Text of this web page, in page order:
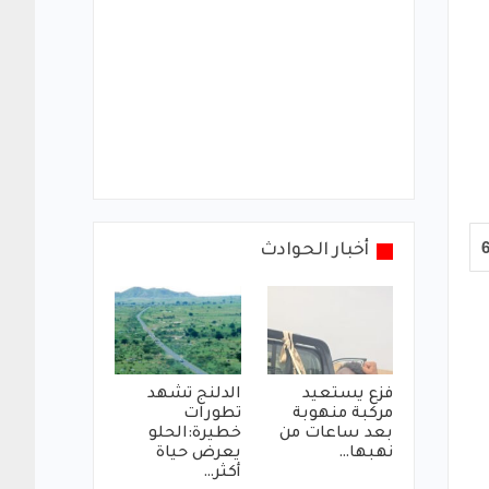
أخبار الحوادث
فزع يستعيد
مركبة منهوبة
بعد ساعات من
نهبها…
الدلنج تشهد
تطورات
خطيرة:الحلو
يعرض حياة
أكثر…